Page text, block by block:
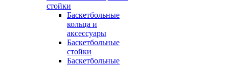
стойки
Баскетбольные
кольца и
аксессуары
Баскетбольные
стойки
Баскетбольные